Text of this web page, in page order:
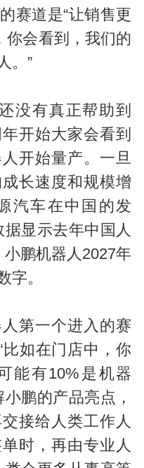
赛道是“让销售更
你会看到，我们的
。”
没有真正帮助到
开始大家会看到
开始量产。一旦
长速度和规模增
汽车在中国的发
显示去年中国人
鹏机器人2027年
字。
第一个进入的赛
比如在门店中，你
能有10%是机器
鹏的产品亮点，
接给人类工作人
时，再由专业人